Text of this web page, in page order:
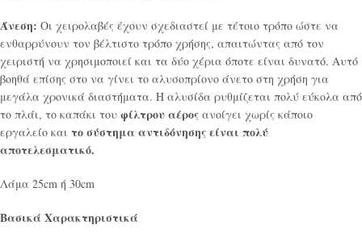
Άνεση: Οι χειρολαβές έχουν σχεδιαστεί με τέτοιο τρόπο ώστε να
ενθαρρύνουν τον βέλτιστο τρόπο χρήσης, απαιτώντας από τον
χειριστή να χρησιμοποιεί και τα δύο χέρια όποτε είναι δυνατό. Αυτό
βοηθά επίσης στο να γίνει το αλυσοπρίονο άνετο στη χρήση για
μεγάλα χρονικά διαστήματα. Η αλυσίδα ρυθμίζεται πολύ εύκολα από
το πλάι, το καπάκι του φίλτρου αέρος ανοίγει χωρίς κάποιο
εργαλείο και το σύστημα αντιδόνησης είναι πολύ
αποτελεσματικό.
Λάμα 25cm ή 30cm
Βασικά Χαρακτηριστικά